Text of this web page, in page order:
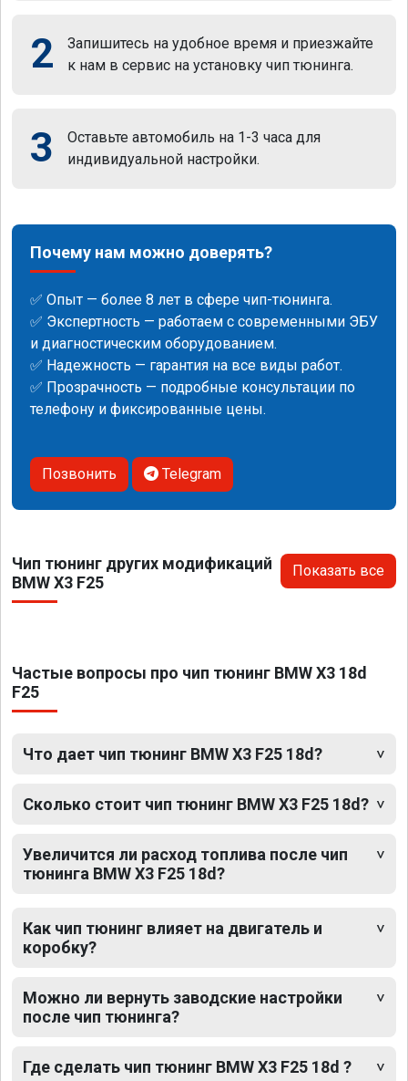
2
Запишитесь на удобное время и приезжайте
к нам в сервис на установку чип тюнинга.
3
Оставьте автомобиль на 1-3 часа для
индивидуальной настройки.
Почему нам можно доверять?
✅ Опыт — более 8 лет в сфере чип-тюнинга.
✅ Экспертность — работаем с современными ЭБУ
и диагностическим оборудованием.
✅ Надежность — гарантия на все виды работ.
✅ Прозрачность — подробные консультации по
телефону и фиксированные цены.
Позвонить Telegram
Чип тюнинг других модификаций
BMW X3 F25
Показать все
Частые вопросы про чип тюнинг BMW X3 18d
F25
Что дает чип тюнинг BMW X3 F25 18d?
Сколько стоит чип тюнинг BMW X3 F25 18d?
Увеличится ли расход топлива после чип
тюнинга BMW X3 F25 18d?
Как чип тюнинг влияет на двигатель и
коробку?
Можно ли вернуть заводские настройки
после чип тюнинга?
Где сделать чип тюнинг BMW X3 F25 18d ?